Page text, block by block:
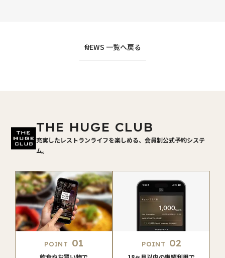
NEWS 一覧へ戻る
THE HUGE CLUB
充実したレストランライフを楽しめる、会員制公式予約システ
ム。
POINT 01 POINT 02